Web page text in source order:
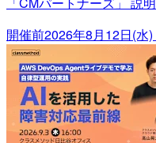
開催前2026年8月12日(水)